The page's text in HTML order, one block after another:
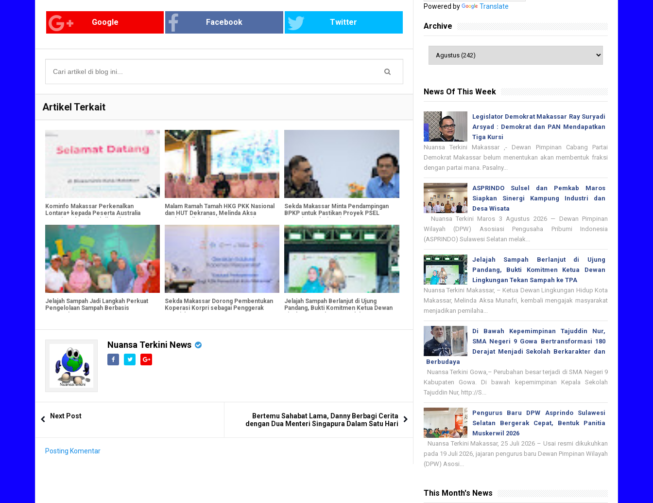
Google Facebook Twitter
Artikel Terkait
Kominfo Makassar Perkenalkan
Lontara+ kepada Peserta Australia
Transformasi Digital
Malam Ramah Tamah HKG PKK Nasional
dan HUT Dekranas, Melinda Aksa
Sekda Makassar Minta Pendampingan
BPKP untuk Pastikan Proyek PSEL
Jelajah Sampah Jadi Langkah Perkuat
Pengelolaan Sampah Berbasis
Sekda Makassar Dorong Pembentukan
Koperasi Korpri sebagai Penggerak
Jelajah Sampah Berlanjut di Ujung
Pandang, Bukti Komitmen Ketua Dewan
Nuansa Terkini News
Next Post
Bertemu Sahabat Lama, Danny Berbagi Cerita
dengan Dua Menteri Singapura Dalam Satu Hari
Posting Komentar
Powered by Translate
Archive
News Of This Week
Legislator Demokrat Makassar Ray Suryadi
Arsyad : Demokrat dan PAN Mendapatkan
Tiga Kursi
Nuansa Terkini Makassar ,- Dewan Pimpinan Cabang Partai
Demokrat Makassar belum menentukan akan membentuk fraksi
dengan partai mana. Pasalny...
ASPRINDO Sulsel dan Pemkab Maros
Siapkan Sinergi Kampung Industri dan
Desa Wisata
Nuansa Terkini Maros 3 Agustus 2026 — Dewan Pimpinan
Wilayah (DPW) Asosiasi Pengusaha Pribumi Indonesia
(ASPRINDO) Sulawesi Selatan melak...
Jelajah Sampah Berlanjut di Ujung
Pandang, Bukti Komitmen Ketua Dewan
Lingkungan Tekan Sampah ke TPA
Nuansa Terkini Makassar, – Ketua Dewan Lingkungan Hidup Kota
Makassar, Melinda Aksa Munafri, kembali mengajak masyarakat
menjadikan pemilaha...
Di Bawah Kepemimpinan Tajuddin Nur,
SMA Negeri 9 Gowa Bertransformasi 180
Derajat Menjadi Sekolah Berkarakter dan
Berbudaya
Nuansa Terkini Gowa,– Perubahan besar terjadi di SMA Negeri 9
Kabupaten Gowa. Di bawah kepemimpinan Kepala Sekolah
Tajuddin Nur, http://S...
Pengurus Baru DPW Asprindo Sulawesi
Selatan Bergerak Cepat, Bentuk Panitia
Muskerwil 2026
Nuansa Terkini Makassar, 25 Juli 2026 – Usai resmi dikukuhkan
pada 19 Juli 2026, jajaran pengurus baru Dewan Pimpinan Wilayah
(DPW) Asosi...
This Month's News